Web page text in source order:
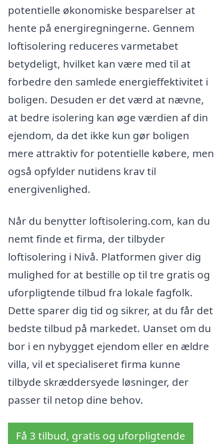
potentielle økonomiske besparelser at
hente på energiregningerne. Gennem
loftisolering reduceres varmetabet
betydeligt, hvilket kan være med til at
forbedre den samlede energieffektivitet i
boligen. Desuden er det værd at nævne,
at bedre isolering kan øge værdien af din
ejendom, da det ikke kun gør boligen
mere attraktiv for potentielle købere, men
også opfylder nutidens krav til
energivenlighed.
Når du benytter loftisolering.com, kan du
nemt finde et firma, der tilbyder
loftisolering i Nivå. Platformen giver dig
mulighed for at bestille op til tre gratis og
uforpligtende tilbud fra lokale fagfolk.
Dette sparer dig tid og sikrer, at du får det
bedste tilbud på markedet. Uanset om du
bor i en nybygget ejendom eller en ældre
villa, vil et specialiseret firma kunne
tilbyde skræddersyede løsninger, der
passer til netop dine behov.
Få 3 tilbud, gratis og uforpligtende